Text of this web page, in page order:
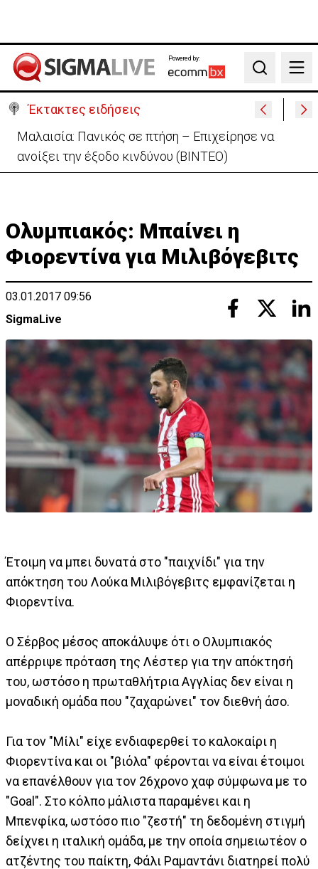
Powered by:
Search
Έκτακτες ειδήσεις
Μαλαισία: Πανικός σε πτήση – Επιχείρησε να
ανοίξει την έξοδο κινδύνου (ΒΙΝΤΕΟ)
Ολυμπιακός: Μπαίνει η
Φιορεντίνα για Μιλιβόγεβιτς
03.01.2017 09:56
SigmaLive
Έτοιμη να μπει δυνατά στο "παιχνίδι" για την
απόκτηση του Λούκα Μιλιβόγεβιτς εμφανίζεται η
Φιορεντίνα.
Ο Σέρβος μέσος αποκάλυψε ότι ο Ολυμπιακός
απέρριψε πρόταση της Λέστερ για την απόκτησή
του, ωστόσο η πρωταθλήτρια Αγγλίας δεν είναι η
μοναδική ομάδα που "ζαχαρώνει" τον διεθνή άσο.
Για τον "Μίλι" είχε ενδιαφερθεί το καλοκαίρι η
Φιορεντίνα και οι "βιόλα" φέρονται να είναι έτοιμοι
να επανέλθουν για τον 26χρονο χαφ σύμφωνα με το
"Goal". Στο κόλπο μάλιστα παραμένει και η
Μπενφίκα, ωστόσο πιο "ζεστή" τη δεδομένη στιγμή
δείχνει η ιταλική ομάδα, με την οποία σημειωτέον ο
ατζέντης του παίκτη, Φάλι Ραμαντάνι διατηρεί πολύ